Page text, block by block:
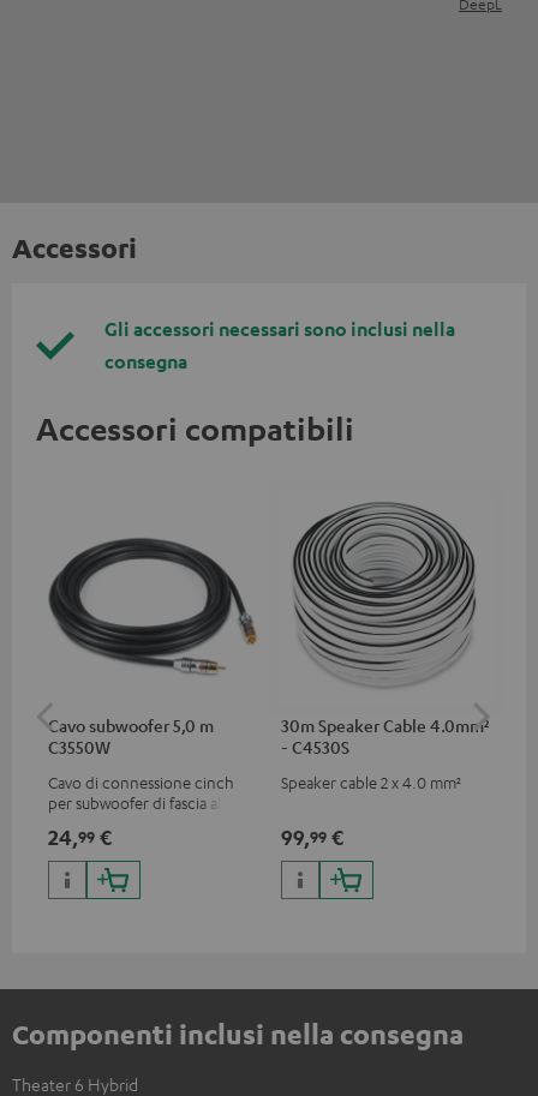
Accessori
Gli accessori necessari sono inclusi nella
consegna
Accessori compatibili
Cavo subwoofer 5,0 m
C3550W
Cavo di connessione cinch
per subwoofer di fascia alta
24,99 €
30m Speaker Cable 4.0mm²
- C4530S
Speaker cable 2 x 4.0 mm²
99,99 €
Componenti inclusi nella consegna
Theater 6 Hybrid